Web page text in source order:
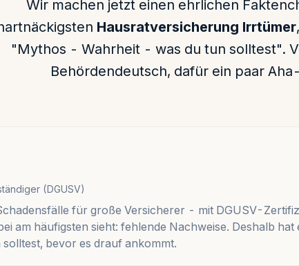
Wir machen jetzt einen ehrlichen
Hausratversicherung Irrtümer
"Mythos - Wahrheit - was du tun solltest".
Behördendeutsch, dafür ein paar
(DGUSV)
für große Versicherer - mit DGUSV-
am häufigsten sieht: fehlende Nachweise. Deshalb
solltest, bevor es drauf ankommt.